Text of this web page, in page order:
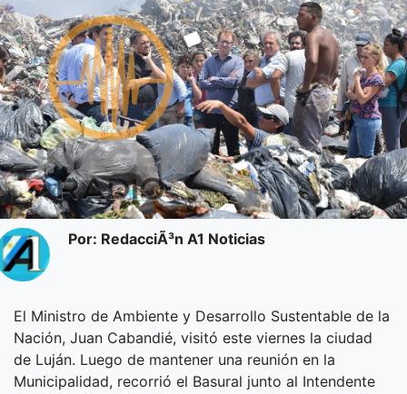
Por: RedacciÃ³n A1 Noticias
El Ministro de Ambiente y Desarrollo Sustentable de la
Nación, Juan Cabandié, visitó este viernes la ciudad
de Luján. Luego de mantener una reunión en la
Municipalidad, recorrió el Basural junto al Intendente